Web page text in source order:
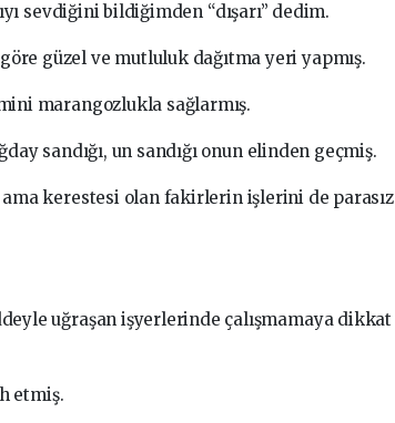
sevdiğini bildiğimden “dışarı” dedim.
güzel ve mutluluk dağıtma yeri yapmış.
marangozlukla sağlarmış.
sandığı, un sandığı onun elinden geçmiş.
kerestesi olan fakirlerin işlerini de parasız
uğraşan işyerlerinde çalışmamaya dikkat
etmiş.